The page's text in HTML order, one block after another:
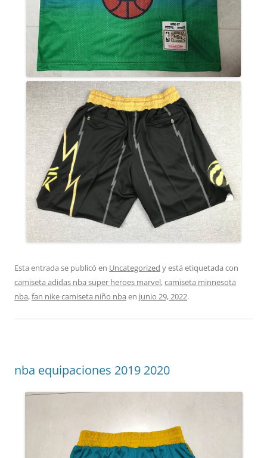
Esta entrada se publicó en Uncategorized y está etiquetada con
camiseta adidas nba super heroes marvel,camiseta minnesota
nba,fan nike camiseta niño nba en junio 29, 2022.
nba equipaciones 2019 2020